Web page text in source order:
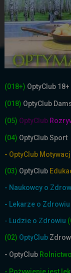
(018+) OptyClub 18+
(018) OptyClub
(05) OptyClub
(04) OptyClub Sport
- OptyClub
(03) OptyClub
- Naukowcy o
- Lekarze o Zdrowiu
- Ludzie o Zdrowiu
(02) OptyClub
- OptyClub